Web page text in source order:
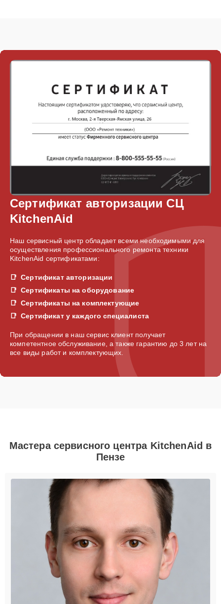
Сертификат авторизации СЦ
KitchenAid
Наш сервисный центр обладает всеми необходимыми для
осуществления профессионального ремонта техники
KitchenAid сертификатами:
Сертификат авторизации
Сертификаты на оборудование
Сертификаты на комплектующие
Сертификат у каждого специалиста
При обращении в наш сервис клиент получает
компетентное обслуживание, а также гарантию до 3 лет на
все виды работ и комплектующих.
Мастера сервисного центра KitchenAid в
Пензе